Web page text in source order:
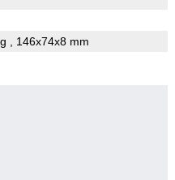
, 146x74x8 mm